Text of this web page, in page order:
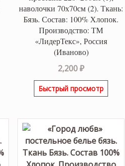
наволочки 70х70см (2). Ткань:
Бязь. Состав: 100% Хлопок.
Производство: ТМ
«ЛидерТекс», Россия
(Иваново)
2,200₽
Быстрый просмотр